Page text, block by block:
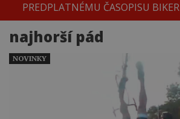
PREDPLATNÉMU ČASOPISU BIKER
najhorší pád
NOVINKY